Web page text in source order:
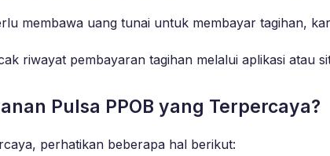
membawa uang tunai untuk membayar tagihan,
riwayat pembayaran tagihan melalui aplikasi atau
Pulsa PPOB yang Terpercaya?
perhatikan beberapa hal berikut: